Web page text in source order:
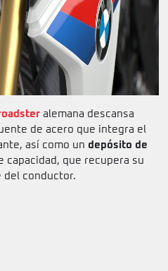
alemana descansa
de acero que integra el
así como un depósito de
capacidad, que recupera su
del conductor.